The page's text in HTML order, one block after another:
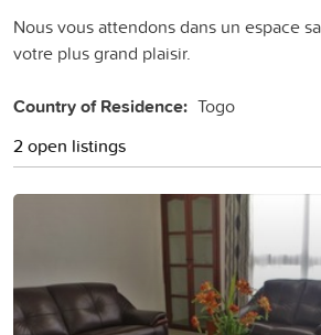
Nous vous attendons dans un espace
votre plus grand plaisir.
Country of Residence: Togo
2 open listings